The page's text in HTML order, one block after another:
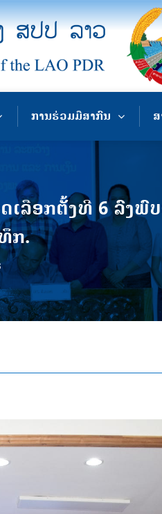
ການຮ່ວມມືສາກົນ
ເລືອກຕັ້ງທີ 6 ລົງພົ
ກ.